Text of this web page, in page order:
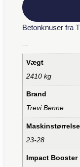
Betonknuser fra
Vægt
2410 kg
Brand
Trevi Benne
Maskinstørrelse
23-28
Impact Booster